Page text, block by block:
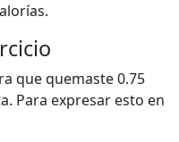
que quemaste 0.75
Para expresar esto en